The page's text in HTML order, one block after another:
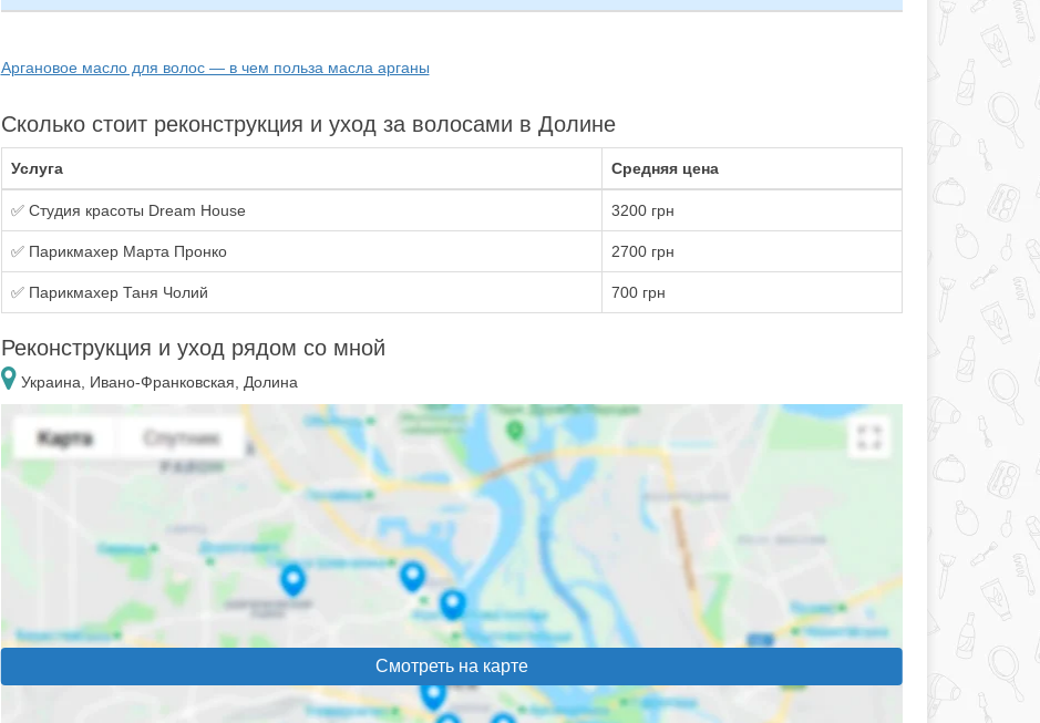
Аргановое масло для волос — в чем польза масла арганы
Сколько стоит реконструкция и уход за волосами в Долине
Услуга Средняя цена
✅ Студия красоты Dream House 3200 грн
✅ Парикмахер Марта Пронко 2700 грн
✅ Парикмахер Таня Чолий 700 грн
Реконструкция и уход рядом со мной
Украина, Ивано-Франковская, Долина
Смотреть на карте